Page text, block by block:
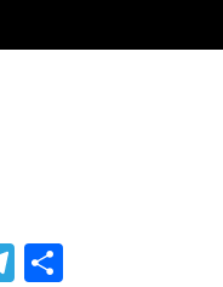
Telegram